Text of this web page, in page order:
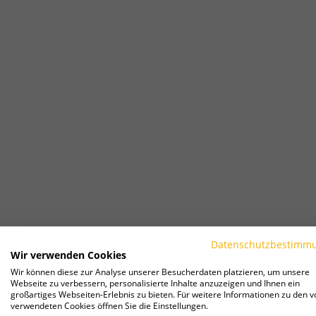
Wir verwenden Cookies
Wir können diese zur Analyse unserer Besucherdaten platzieren, um unsere
Webseite zu verbessern, personalisierte Inhalte anzuzeigen und Ihnen ein
großartiges Webseiten-Erlebnis zu bieten. Für weitere Informationen zu den
verwendeten Cookies öffnen Sie die Einstellungen.